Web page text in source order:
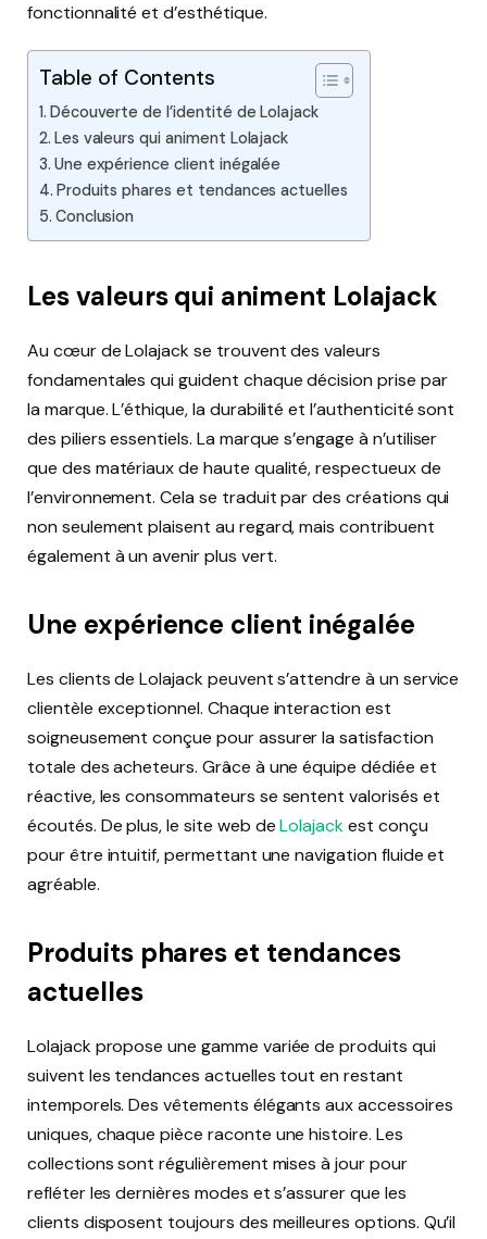
fonctionnalité et d’esthétique.
Table of Contents
Découverte de l’identité de Lolajack
Les valeurs qui animent Lolajack
Une expérience client inégalée
Produits phares et tendances actuelles
Conclusion
Les valeurs qui animent Lolajack
Au cœur de Lolajack se trouvent des valeurs
fondamentales qui guident chaque décision prise par
la marque. L’éthique, la durabilité et l’authenticité sont
des piliers essentiels. La marque s’engage à n’utiliser
que des matériaux de haute qualité, respectueux de
l’environnement. Cela se traduit par des créations qui
non seulement plaisent au regard, mais contribuent
également à un avenir plus vert.
Une expérience client inégalée
Les clients de Lolajack peuvent s’attendre à un service
clientèle exceptionnel. Chaque interaction est
soigneusement conçue pour assurer la satisfaction
totale des acheteurs. Grâce à une équipe dédiée et
réactive, les consommateurs se sentent valorisés et
écoutés. De plus, le site web deLolajackest conçu
pour être intuitif, permettant une navigation fluide et
agréable.
Produits phares et tendances
actuelles
Lolajack propose une gamme variée de produits qui
suivent les tendances actuelles tout en restant
intemporels. Des vêtements élégants aux accessoires
uniques, chaque pièce raconte une histoire. Les
collections sont régulièrement mises à jour pour
refléter les dernières modes et s’assurer que les
clients disposent toujours des meilleures options. Qu’il